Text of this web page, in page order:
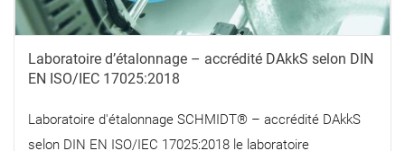
Laboratoire d’étalonnage – accrédité DAkkS selon DIN
EN ISO/IEC 17025:2018
Laboratoire d'étalonnage SCHMIDT® – accrédité DAkkS
selon DIN EN ISO/IEC 17025:2018 le laboratoire